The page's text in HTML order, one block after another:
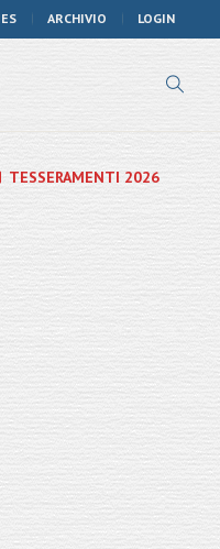
ARCHIVIO LOGIN
TESSERAMENTI 2026